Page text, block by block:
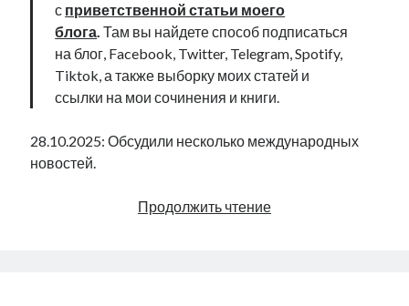
с приветственной статьи моего
блога. Там вы найдете способ подписаться
на блог, Facebook, Twitter, Telegram, Spotify,
Tiktok, а также выборку моих статей и
ссылки на мои сочинения и книги.
28.10.2025: Обсудили несколько международных
новостей.
Продолжить чтениеТрамп